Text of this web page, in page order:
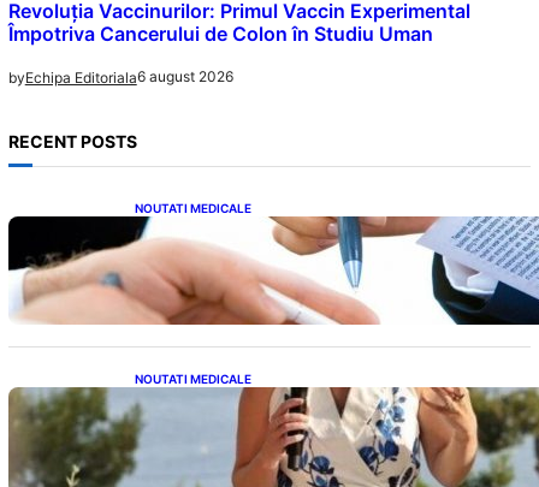
Revoluția Vaccinurilor: Primul Vaccin Experimental
Împotriva Cancerului de Colon în Studiu Uman
byEchipa Editoriala6 august 2026
RECENT POSTS
NOUTATI MEDICALE
Acordul României cu Banca Mondială: O
Analiză Detaliată a Împrumutului și
Condițiilor Impuse
NOUTATI MEDICALE
Nașterea prințesei Eugenie la Lisabona: O
alegere plină de semnificație pentru familia
regală britanică